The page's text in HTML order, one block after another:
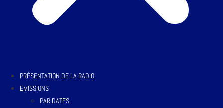
PRÉSENTATION DE LA RADIO
EMISSIONS
PAR DATES